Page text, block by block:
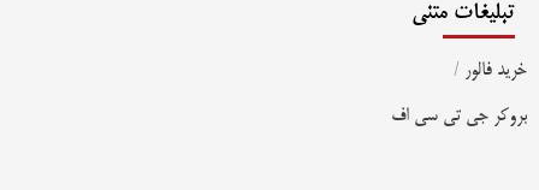
تبلیغات متنی
خرید فالور /
بروکر جی تی سی اف